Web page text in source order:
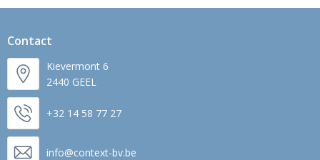
Contact
Kievermont 6
2440 GEEL
+32 14 58 77 27
info@context-bv.be